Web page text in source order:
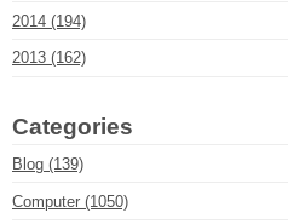
2014 (194)
2013 (162)
Categories
Blog (139)
Computer (1050)